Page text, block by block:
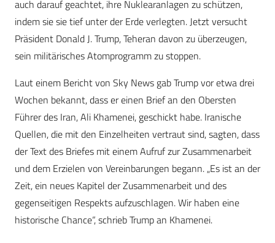
auch darauf geachtet, ihre Nuklearanlagen zu schützen,
indem sie sie tief unter der Erde verlegten. Jetzt versucht
Präsident Donald J. Trump, Teheran davon zu überzeugen,
sein militärisches Atomprogramm zu stoppen.
Laut einem Bericht von Sky News gab Trump vor etwa drei
Wochen bekannt, dass er einen Brief an den Obersten
Führer des Iran, Ali Khamenei, geschickt habe. Iranische
Quellen, die mit den Einzelheiten vertraut sind, sagten, dass
der Text des Briefes mit einem Aufruf zur Zusammenarbeit
und dem Erzielen von Vereinbarungen begann. „Es ist an der
Zeit, ein neues Kapitel der Zusammenarbeit und des
gegenseitigen Respekts aufzuschlagen. Wir haben eine
historische Chance“, schrieb Trump an Khamenei.